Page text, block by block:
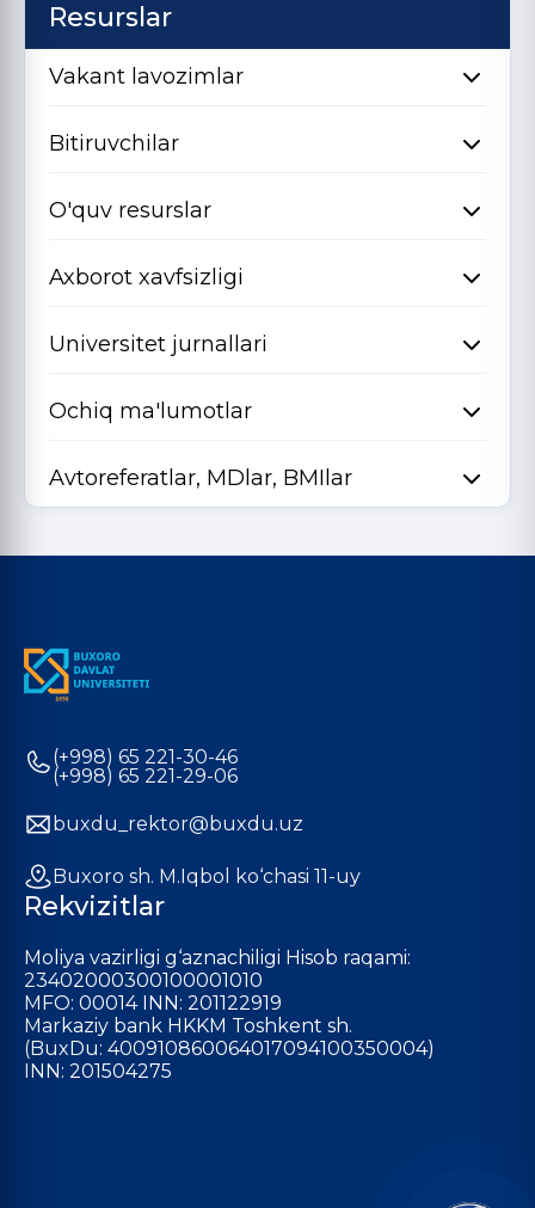
Resurslar
Vakant lavozimlar
Bitiruvchilar
O'quv resurslar
Axborot xavfsizligi
Universitet jurnallari
Ochiq ma'lumotlar
Avtoreferatlar, MDlar, BMIlar
(+998) 65 221-30-46
(+998) 65 221-29-06
buxdu_rektor@buxdu.uz
Buxoro sh. M.Iqbol ko‘chasi 11-uy
Rekvizitlar
Moliya vazirligi g‘aznachiligi Hisob raqami:
23402000300100001010
MFO: 00014 INN: 201122919
Markaziy bank HKKM Toshkent sh.
(BuxDu: 400910860064017094100350004)
INN: 201504275